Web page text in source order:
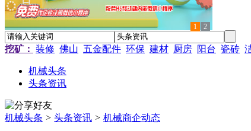
1 2
挖矿： 装修 佛山 五金配件 环保 建材 厨房 阳台 瓷砖
机械头条
头条资讯
机械头条 > 头条资讯 > 机械商企动态